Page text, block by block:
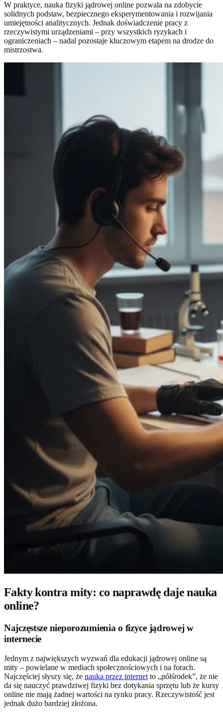
W praktyce, nauka fizyki jądrowej online pozwala na zdobycie
solidnych podstaw, bezpiecznego eksperymentowania i rozwijania
umiejętności analitycznych. Jednak doświadczenie pracy z
rzeczywistymi urządzeniami – przy wszystkich ryzykach i
ograniczeniach – nadal pozostaje kluczowym etapem na drodze do
mistrzostwa.
Fakty kontra mity: co naprawdę daje nauka
online?
Najczęstsze nieporozumienia o fizyce jądrowej w
internecie
Jednym z największych wyzwań dla edukacji jądrowej online są
mity – powielane w mediach społecznościowych i na forach.
Najczęściej słyszy się, że nauka przez internet to „półśrodek”, że nie
da się nauczyć prawdziwej fizyki bez dotykania sprzętu lub że kursy
online nie mają żadnej wartości na rynku pracy. Rzeczywistość jest
jednak dużo bardziej złożona.